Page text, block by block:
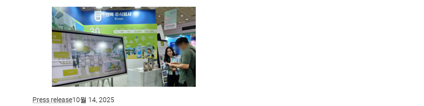
Press release10월 14, 2025